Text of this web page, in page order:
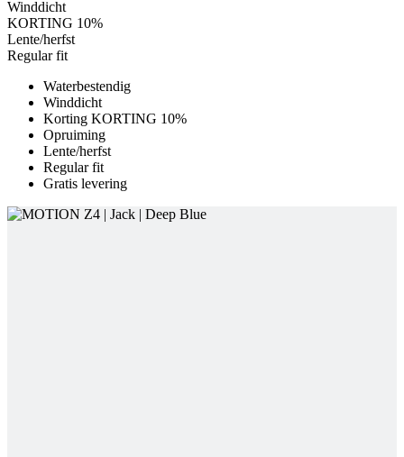
Waterbestendig
Winddicht
Korting KORTING 10%
Opruiming
Regular fit
Gratis levering